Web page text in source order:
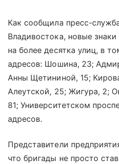
Как сообщила пресс-
Владивостока, новые
на более десятка улиц, в
адресов: Шошина, 23;
Анны Щетининой, 15;
Алеутской, 25; Жигура, 2;
81; Университетском
адресов.
Представители
что бригады не просто